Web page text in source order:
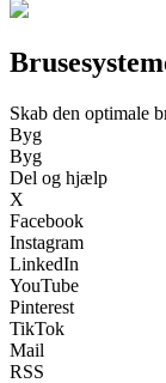
Skab den optimale
Byg
Byg
Del og hjælp
X
Facebook
Instagram
LinkedIn
YouTube
Pinterest
TikTok
Mail
RSS